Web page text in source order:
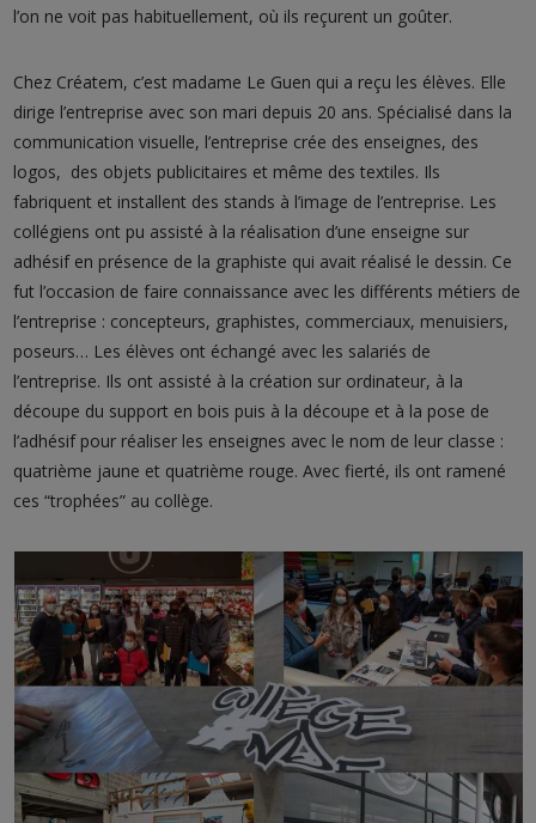
l’on ne voit pas habituellement, où ils reçurent un goûter.
Chez Créatem, c’est madame Le Guen qui a reçu les élèves. Elle
dirige l’entreprise avec son mari depuis 20 ans. Spécialisé dans la
communication visuelle, l’entreprise crée des enseignes, des
logos, des objets publicitaires et même des textiles. Ils
fabriquent et installent des stands à l’image de l’entreprise. Les
collégiens ont pu assisté à la réalisation d’une enseigne sur
adhésif en présence de la graphiste qui avait réalisé le dessin. Ce
fut l’occasion de faire connaissance avec les différents métiers de
l’entreprise : concepteurs, graphistes, commerciaux, menuisiers,
poseurs… Les élèves ont échangé avec les salariés de
l’entreprise. Ils ont assisté à la création sur ordinateur, à la
découpe du support en bois puis à la découpe et à la pose de
l’adhésif pour réaliser les enseignes avec le nom de leur classe :
quatrième jaune et quatrième rouge. Avec fierté, ils ont ramené
ces “trophées” au collège.